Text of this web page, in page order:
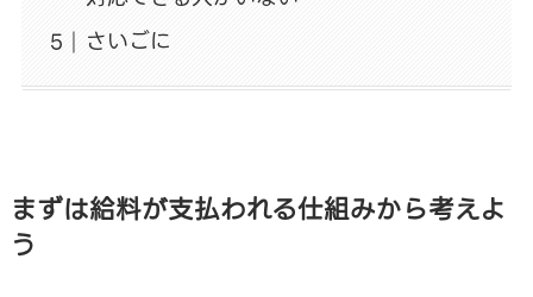
さいごに
まずは給料が支払われる仕組みから考えよ
う